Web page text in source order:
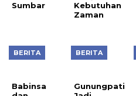
Sumbar
Kebutuhan
Zaman
BERITA
Babinsa
BERITA
Gunungpati